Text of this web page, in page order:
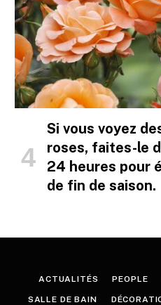
Si vous voyez
roses, faites-le
24 heures pour
de fin de saison.
ACTUALITÉS PEOPLE
SALLE DE BAIN